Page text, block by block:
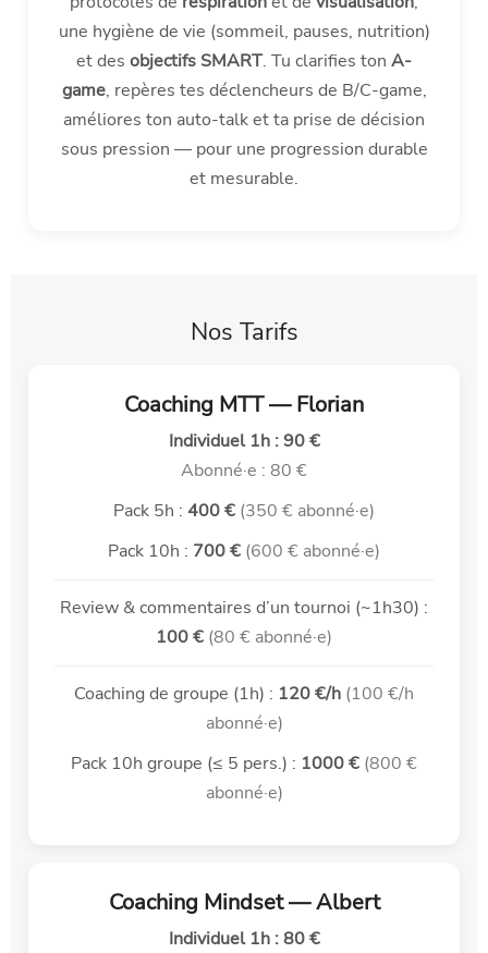
une hygiène de vie (sommeil, pauses, nutrition)
et des objectifs SMART. Tu clarifies ton A-
game, repères tes déclencheurs de B/C-game,
améliores ton auto-talk et ta prise de décision
sous pression — pour une progression durable
et mesurable.
Nos Tarifs
Coaching MTT — Florian
Individuel 1h : 90 €
Abonné·e : 80 €
Pack 5h : 400 € (350 € abonné·e)
Pack 10h : 700 € (600 € abonné·e)
Review & commentaires d’un tournoi (~1h30) :
100 € (80 € abonné·e)
Coaching de groupe (1h) : 120 €/h (100 €/h
abonné·e)
Pack 10h groupe (≤ 5 pers.) : 1000 € (800 €
abonné·e)
Coaching Mindset — Albert
Individuel 1h : 80 €